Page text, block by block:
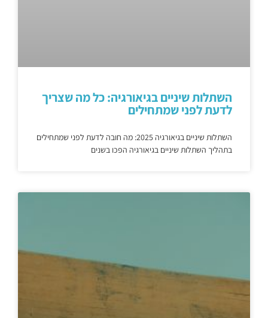
השתלות שיניים בגיאורגיה: כל מה שצריך
לדעת לפני שמתחילים
השתלות שיניים בגיאורגיה 2025: מה חובה לדעת לפני שמתחילים
בתהליך השתלות שיניים בגיאורגיה הפכו בשנים